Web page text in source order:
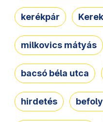
kerékpár
milkovics mátyás
bacsó béla utca
hirdetés